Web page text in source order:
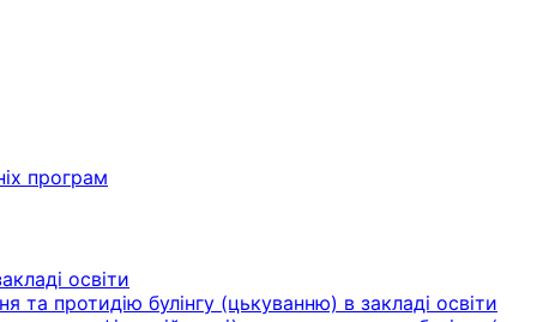
програм
освіти
та протидію булінгу (цькуванню) в закладі освіти